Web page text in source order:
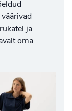
ja
oma